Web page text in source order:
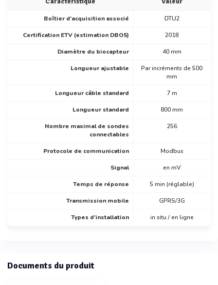
Boîtier d'acquisition associé DTU2
Certification ETV (estimation DBO5) 2018
Diamètre du biocapteur 40 mm
Longueur ajustable
Par incréments de 500
mm
Longueur câble standard 7 m
Longueur standard 800 mm
Nombre maximal de sondes
connectables
256
Protocole de communication Modbus
Signal en mV
Temps de réponse 5 min (réglable)
Transmission mobile GPRS/3G
Types d'installation in situ / en ligne
Documents du produit